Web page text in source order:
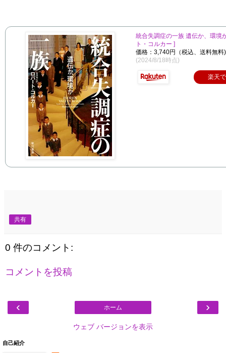
統合失調症の一族 遺伝か、環境
ト・コルカー ]
価格：3,740円（税込、送料無料)
(2024/8/18時点)
楽天
共有
0 件のコメント:
コメントを投稿
‹ ›
ホーム
ウェブ バージョンを表示
自己紹介